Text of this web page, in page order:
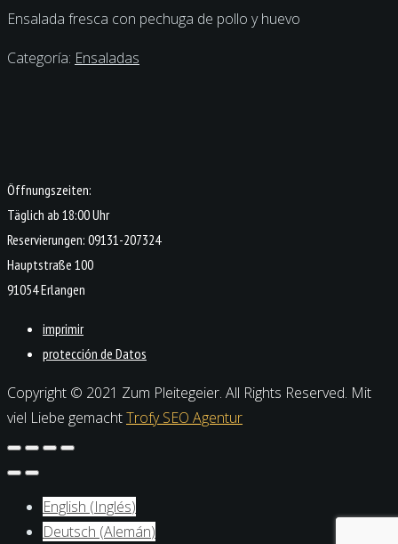
Ensalada fresca con pechuga de pollo y huevo
Categoría: Ensaladas
Öffnungszeiten:
Täglich ab 18:00 Uhr
Reservierungen: 09131-207324
Hauptstraße 100
91054 Erlangen
imprimir
protección de Datos
Copyright © 2021 Zum Pleitegeier. All Rights Reserved. Mit
viel Liebe gemachtTrofy SEO Agentur
English (Inglés)
Deutsch (Alemán)